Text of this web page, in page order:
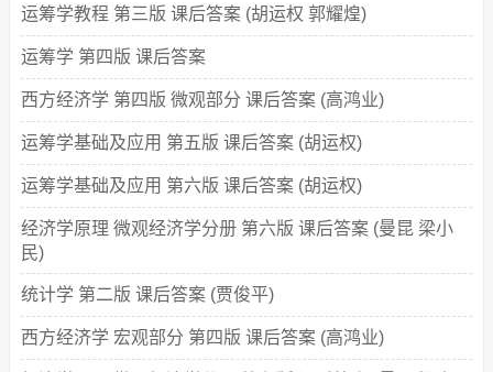
运筹学教程 第三版 课后答案 (胡运权 郭耀煌)
运筹学 第四版 课后答案
西方经济学 第四版 微观部分 课后答案 (高鸿业)
运筹学基础及应用 第五版 课后答案 (胡运权)
运筹学基础及应用 第六版 课后答案 (胡运权)
经济学原理 微观经济学分册 第六版 课后答案 (曼昆 梁小
民)
统计学 第二版 课后答案 (贾俊平)
西方经济学 宏观部分 第四版 课后答案 (高鸿业)